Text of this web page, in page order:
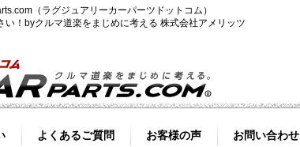
（ラグジュアリーカーパーツドットコム）
！byクルマ道楽をまじめに考える 株式会社アメリッツ
よくあるご質問 お客様の声 お問い合わせ